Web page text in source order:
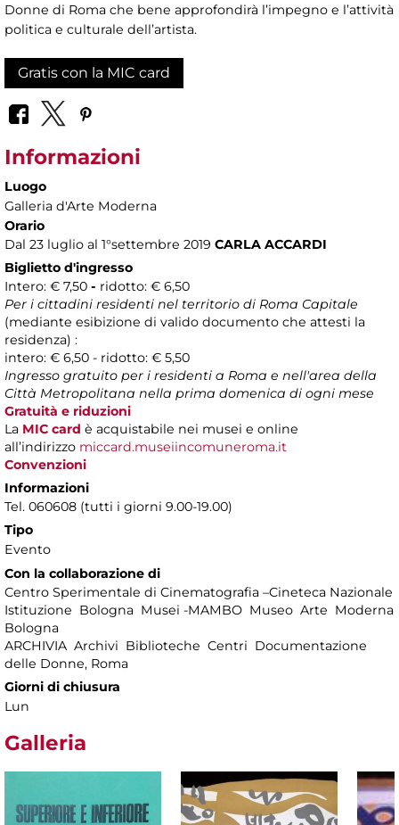
Donne di Roma che bene approfondirà l’impegno e l’attività
politica e culturale dell’artista.
Gratis con la MIC card
Informazioni
Luogo
Galleria d'Arte Moderna
Orario
Dal 23 luglio al 1°settembre 2019 CARLA ACCARDI
Biglietto d'ingresso
Intero: € 7,50 - ridotto: € 6,50
Per i cittadini residenti nel territorio di Roma Capitale
(mediante esibizione di valido documento che attesti la
residenza) :
intero: € 6,50 - ridotto: € 5,50
Ingresso gratuito per i residenti a Roma e nell'area della
Città Metropolitana nella prima domenica di ogni mese
Gratuità e riduzioni
La MIC card è acquistabile nei musei e online
all’indirizzo miccard.museiincomuneroma.it
Convenzioni
Informazioni
Tel. 060608 (tutti i giorni 9.00-19.00)
Tipo
Evento
Con la collaborazione di
Centro Sperimentale di Cinematografia –Cineteca Nazionale
Istituzione Bologna Musei -MAMBO Museo Arte Moderna
Bologna
ARCHIVIA Archivi Biblioteche Centri Documentazione
delle Donne, Roma
Giorni di chiusura
Lun
Galleria